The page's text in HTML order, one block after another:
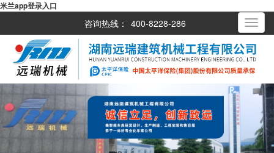
米兰app登录入口
咨询热线： 400-8228-286
Toggle